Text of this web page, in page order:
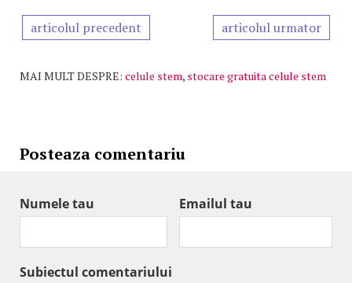
articolul precedent articolul urmator
MAI MULT DESPRE: celule stem, stocare gratuita celule stem
Posteaza comentariu
Numele tau Emailul tau
Subiectul comentariului